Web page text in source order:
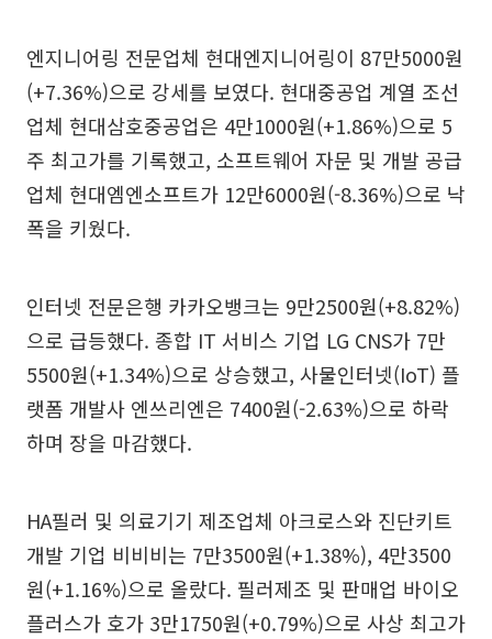
엔지니어링 전문업체 현대엔지니어링이 87만5000원
(+7.36%)으로 강세를 보였다. 현대중공업 계열 조선
업체 현대삼호중공업은 4만1000원(+1.86%)으로 5
주 최고가를 기록했고, 소프트웨어 자문 및 개발 공급
업체 현대엠엔소프트가 12만6000원(-8.36%)으로 낙
폭을 키웠다.
인터넷 전문은행 카카오뱅크는 9만2500원(+8.82%)
으로 급등했다. 종합 IT 서비스 기업 LG CNS가 7만
5500원(+1.34%)으로 상승했고, 사물인터넷(IoT) 플
랫폼 개발사 엔쓰리엔은 7400원(-2.63%)으로 하락
하며 장을 마감했다.
HA필러 및 의료기기 제조업체 아크로스와 진단키트
개발 기업 비비비는 7만3500원(+1.38%), 4만3500
원(+1.16%)으로 올랐다. 필러제조 및 판매업 바이오
플러스가 호가 3만1750원(+0.79%)으로 사상 최고가